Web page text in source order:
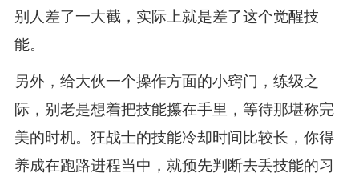
别人差了一大截，实际上就是差了这个觉醒技
能。
另外，给大伙一个操作方面的小窍门，练级之
际，别老是想着把技能攥在手里，等待那堪称完
美的时机。狂战士的技能冷却时间比较长，你得
养成在跑路进程当中，就预先判断去丢技能的习